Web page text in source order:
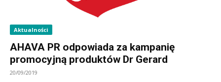
Aktualności
AHAVA PR odpowiada za kampanię
promocyjną produktów Dr Gerard
20/09/2019